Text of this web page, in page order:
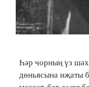
Һәр чорның үз
дөньясына иҗаты